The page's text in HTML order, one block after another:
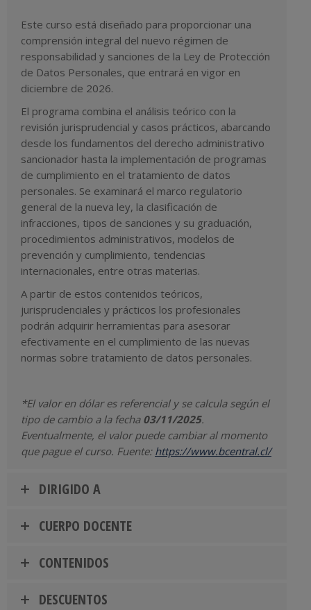
Este curso está diseñado para proporcionar una
comprensión integral del nuevo régimen de
responsabilidad y sanciones de la Ley de Protección
de Datos Personales, que entrará en vigor en
diciembre de 2026.
El programa combina el análisis teórico con la
revisión jurisprudencial y casos prácticos, abarcando
desde los fundamentos del derecho administrativo
sancionador hasta la implementación de programas
de cumplimiento en el tratamiento de datos
personales. Se examinará el marco regulatorio
general de la nueva ley, la clasificación de
infracciones, tipos de sanciones y su graduación,
procedimientos administrativos, modelos de
prevención y cumplimiento, tendencias
internacionales, entre otras materias.
A partir de estos contenidos teóricos,
jurisprudenciales y prácticos los profesionales
podrán adquirir herramientas para asesorar
efectivamente en el cumplimiento de las nuevas
normas sobre tratamiento de datos personales.
*El valor en dólar es referencial y se calcula según el
tipo de cambio a la fecha 03/11/2025.
Eventualmente, el valor puede cambiar al momento
que pague el curso. Fuente: https://www.bcentral.cl/
DIRIGIDO A
CUERPO DOCENTE
CONTENIDOS
DESCUENTOS